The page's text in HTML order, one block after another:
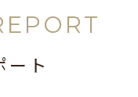
ート